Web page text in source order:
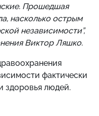
Прошедшая
насколько острым
независимости”,
Виктор Ляшко.
фактически
здоровья людей.